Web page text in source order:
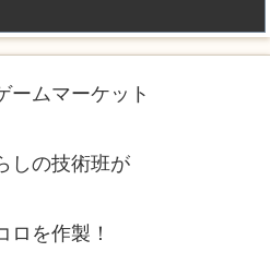
ームマーケット
しの技術班が
ロを作製！